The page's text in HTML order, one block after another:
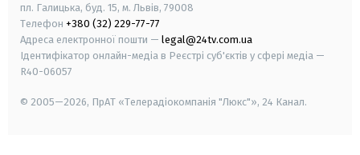
пл. Галицька, буд. 15, м. Львів, 79008
Телефон +380 (32) 229-77-77
Адреса електронної пошти — legal@24tv.com.ua
Ідентифікатор онлайн-медіа в Реєстрі суб'єктів у сфері медіа —
R40-06057
© 2005—2026, ПрАТ «Телерадіокомпанія "Люкс"», 24 Канал.